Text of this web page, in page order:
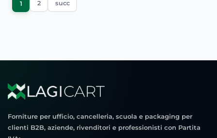
1 2 succ
Forniture per ufficio, cancelleria, scuola e packaging per
clienti B2B, aziende, rivenditori e professionisti con Partita